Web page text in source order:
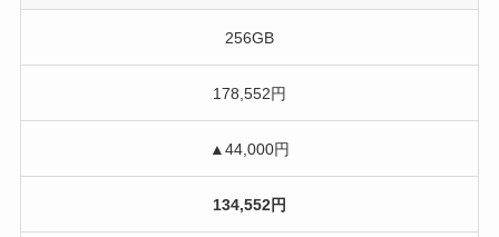
256GB
178,552円
▲44,000円
134,552円